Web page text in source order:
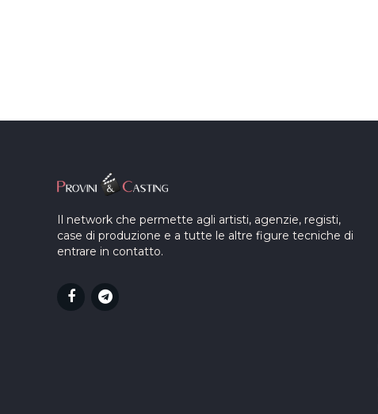
Il network che permette agli artisti, agenzie, registi,
case di produzione e a tutte le altre figure tecniche di
entrare in contatto.